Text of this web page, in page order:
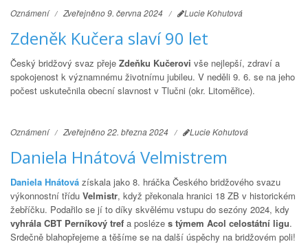
Oznámení Zveřejněno 9. června 2024 Lucie Kohutová
Zdeněk Kučera slaví 90 let
Český bridžový svaz přeje Zdeňku Kučerovi vše nejlepší, zdraví a
spokojenost k významnému životnímu jubileu. V neděli 9. 6. se na jeho
počest uskutečnila obecní slavnost v Tlučni (okr. Litoměřice).
Oznámení Zveřejněno 22. března 2024 Lucie Kohutová
Daniela Hnátová Velmistrem
Daniela Hnátová získala jako 8. hráčka Českého bridžového svazu
výkonnostní třídu Velmistr, když překonala hranici 18 ZB v historickém
žebříčku. Podařilo se jí to díky skvělému vstupu do sezóny 2024, kdy
vyhrála CBT Perníkový tref a posléze s týmem Acol celostátní ligu.
Srdečně blahopřejeme a těšíme se na další úspěchy na bridžovém poli!